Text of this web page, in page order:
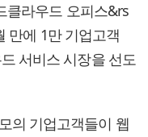
클라우드 오피스&rs
만에 1만 기업고객
서비스 시장을 선도
의 기업고객들이 웹